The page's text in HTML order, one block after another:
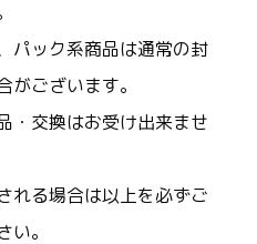
パック系商品は通常の封
がございます。
・交換はお受け出来ませ
れる場合は以上を必ずご
い。